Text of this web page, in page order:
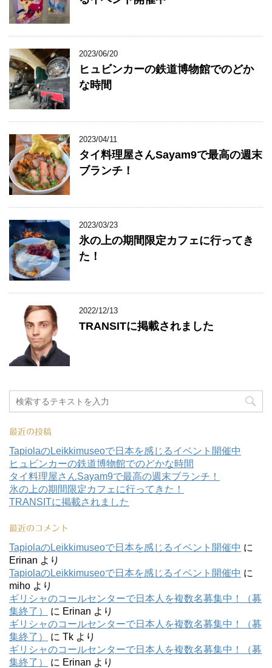
2023/06/20
ヒュビンカーの鉄道博物館でのどか
な時間
2023/04/11
タイ料理屋さんSayam9で最高の週末
ブランチ！
2023/03/23
氷の上の期間限定カフェに行ってき
た！
2022/12/13
TRANSITに掲載されました
最近の投稿
TapiolaのLeikkimuseoで日本を感じるイベント開催中
ヒュビンカーの鉄道博物館でのどかな時間
タイ料理屋さんSayam9で最高の週末ブランチ！
氷の上の期間限定カフェに行ってきた！
TRANSITに掲載されました
最近のコメント
TapiolaのLeikkimuseoで日本を感じるイベント開催中 に
Erinan より
TapiolaのLeikkimuseoで日本を感じるイベント開催中 に
miho より
ギリシャのコールセンターで日本人を複数名募集中！（募
集終了）
に Erinan より
ギリシャのコールセンターで日本人を複数名募集中！（募
集終了）
に Tk より
ギリシャのコールセンターで日本人を複数名募集中！（募
集終了）
に Erinan より